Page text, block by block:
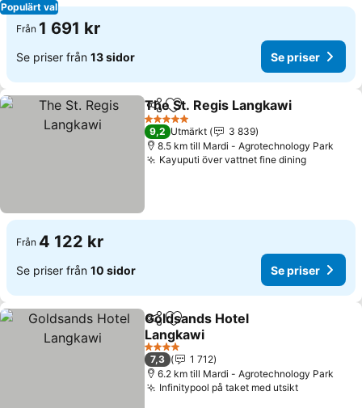
Populärt val
Från 1 691 kr
Se priser från 13 sidor Se priser
Dela Lägg till i Mina Favoriter
The St. Regis Langkawi
5 Stjärnor
9,2 Utmärkt
3 839
8.5 km till Mardi - Agrotechnology Park
Kayuputi över vattnet fine diningSe priser
Från 4 122 kr
Se priser från 10 sidor Se priser
Dela Lägg till i Mina Favoriter
Goldsands Hotel
Langkawi
Se priser
4 Stjärnor
7,3
1 712
6.2 km till Mardi - Agrotechnology Park
Infinitypool på taket med utsiktSe priser